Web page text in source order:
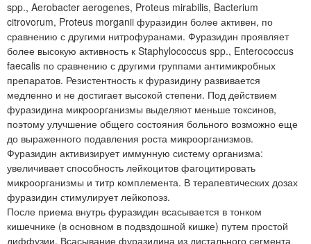
spp., Aerobacter aerogenes, Proteus mirabilis, Bacterium
citrovorum, Proteus morganii фуразидин более активен, по
сравнению с другими нитрофуранами. Фуразидин проявляет
более высокую активность к Staphylococcus spp., Enterococcus
faecalis по сравнению с другими группами антимикробных
препаратов. Резистентность к фуразидину развивается
медленно и не достигает высокой степени. Под действием
фуразидина микроорганизмы выделяют меньше токсинов,
поэтому улучшение общего состояния больного возможно еще
до выраженного подавления роста микроорганизмов.
Фуразидин активизирует иммунную систему организма:
увеличивает способность лейкоцитов фагоцитировать
микроорганизмы и титр комплемента. В терапевтических дозах
фуразидин стимулирует лейкопоэз.
После приема внутрь фуразидин всасывается в тонком
кишечнике (в основном в подвздошной кишке) путем простой
диффузии. Всасывание фуразидина из дистального сегмента